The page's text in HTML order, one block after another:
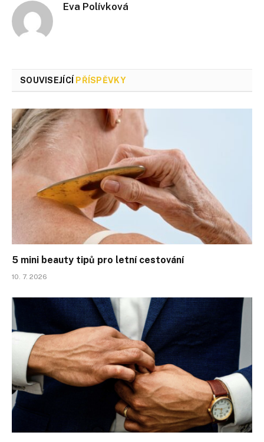
Eva Polívková
SOUVISEJÍCÍ PŘÍSPĚVKY
5 mini beauty tipů pro letní cestování
10. 7. 2026